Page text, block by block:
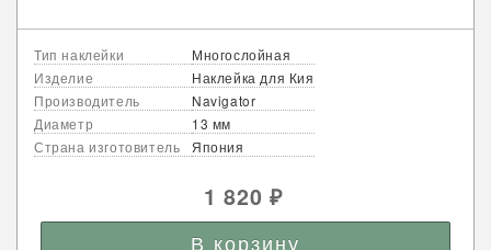
Тип наклейки
Многослойная
Изделие
Наклейка для Кия
Производитель
Navigator
Диаметр
13 мм
Страна изготовитель
Япония
1 820 ₽